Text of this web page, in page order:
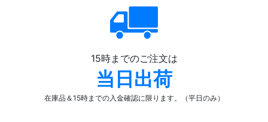
15時までのご注文は
当日出荷
在庫品＆15時までの入金確認に限ります。（平日のみ）